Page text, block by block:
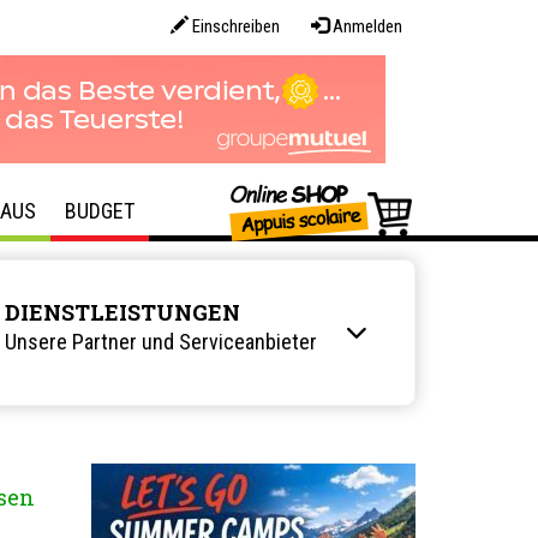
Einschreiben Anmelden
BUDGET
DIENSTLEISTUNGEN
Unsere Partner und Serviceanbieter